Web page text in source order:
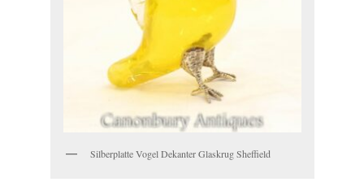
Silberplatte Vogel Dekanter Glaskrug Sheffield